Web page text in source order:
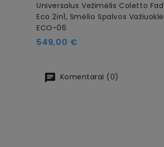
Universalus Vežimėlis Coletto
Eco 2in1, Smėlio Spalvos Važiuoklė
ECO-06
Kaina
549,00 €
Komentarai (0)